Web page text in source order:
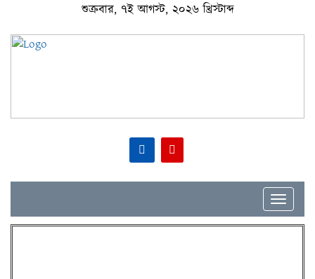
শুক্রবার, ৭ই আগস্ট, ২০২৬ খ্রিস্টাব্দ
Toggle